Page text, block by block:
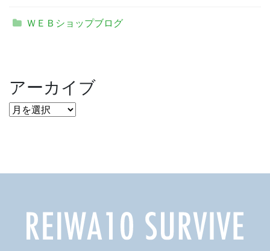
ＷＥＢショップブログ
アーカイブ
ア